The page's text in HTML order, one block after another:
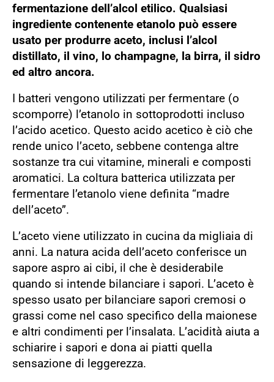
fermentazione dell’alcol etilico. Qualsiasi
ingrediente contenente etanolo può essere
usato per produrre aceto, inclusi l’alcol
distillato, il vino, lo champagne, la birra, il sidro
ed altro ancora.
I batteri vengono utilizzati per fermentare (o
scomporre) l’etanolo in sottoprodotti incluso
l’acido acetico. Questo acido acetico è ciò che
rende unico l’aceto, sebbene contenga altre
sostanze tra cui vitamine, minerali e composti
aromatici. La coltura batterica utilizzata per
fermentare l’etanolo viene definita “madre
dell’aceto”.
L’aceto viene utilizzato in cucina da migliaia di
anni. La natura acida dell’aceto conferisce un
sapore aspro ai cibi, il che è desiderabile
quando si intende bilanciare i sapori. L’aceto è
spesso usato per bilanciare sapori cremosi o
grassi come nel caso specifico della maionese
e altri condimenti per l’insalata. L’acidità aiuta a
schiarire i sapori e dona ai piatti quella
sensazione di leggerezza.